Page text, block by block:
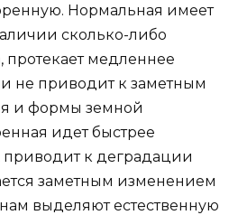
Нормальная имеет
сколько-либо
протекает медленнее
не приводит к заметным
и формы земной
идет быстрее
приводит к деградации
заметным изменением
выделяют естественную